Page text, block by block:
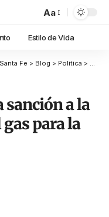
Aa
Estilo de Vida
Fe > Blog > Politica >
sanción a la
para la